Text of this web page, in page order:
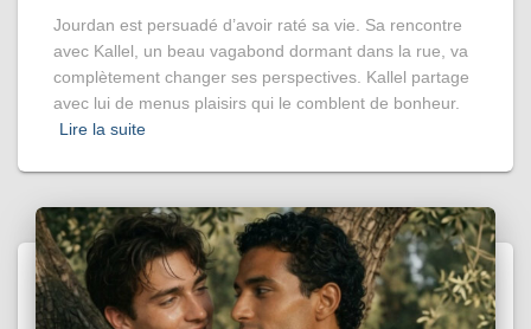
Jourdan est persuadé d’avoir raté sa vie. Sa rencontre
avec Kallel, un beau vagabond dormant dans la rue, va
complètement changer ses perspectives. Kallel partage
avec lui de menus plaisirs qui le comblent de bonheur.
Lire la suite